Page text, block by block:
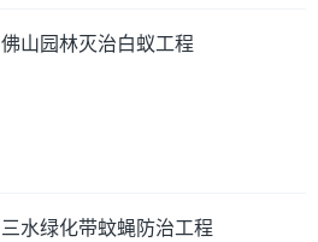
佛山园林灭治白蚁工程
三水绿化带蚊蝇防治工程